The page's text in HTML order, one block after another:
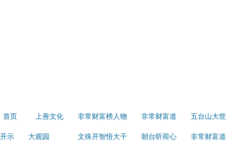
首页 上善文化 非常财富榜人物 非常财富道 五台山大
开示 大观园 文殊开智悟大千 朝台听荷心 非常财富